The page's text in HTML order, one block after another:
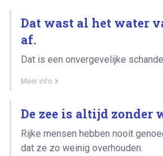
Dat wast al het water
af.
Dat is een onvergevelijke schande.
Meer info
De zee is altijd zonder
Rijke mensen hebben nooit
dat ze zo weinig overhouden.